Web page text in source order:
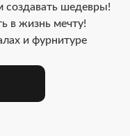
шедевры!
в жизнь мечту!
и фурнитуре